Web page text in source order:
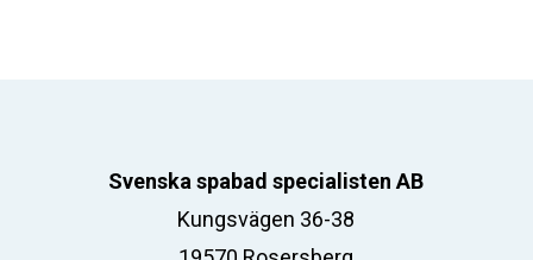
Svenska spabad specialisten AB
Kungsvägen 36-38